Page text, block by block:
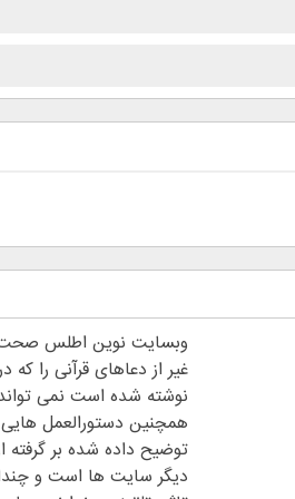
وبسایت نوین اطلس صحت
غیر از دعاهای قرآنی را
نوشته شده است نمی
همچنین دستورالعمل هایی
توضیح داده شده بر گرفته
دیگر سایت ها است و